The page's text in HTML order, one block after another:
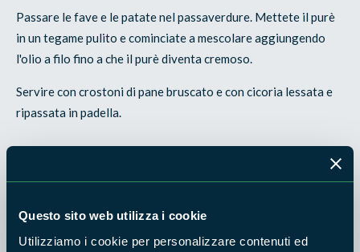
Questo sito web utilizza i cookie
Utilizziamo i cookie per personalizzare contenuti ed
Passare le fave e le patate nel passaverdure. Mettete il purè
in un tegame pulito e cominciate a mescolare aggiungendo
l'olio a filo fino a che il purè diventa cremoso.
Servire con crostoni di pane bruscato e con cicoria lessata e
ripassata in padella.